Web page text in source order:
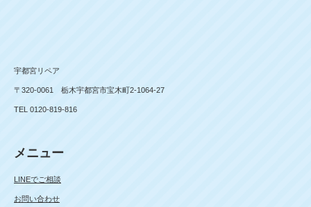
宇都宮リペア
〒320-0061 栃木宇都宮市宝木町2-1064-27
TEL 0120-819-816
メニュー
LINEでご相談
お問い合わせ